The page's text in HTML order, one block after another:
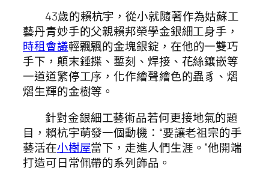
43歲的賴杭宇，從小就隨著作為姑蘇工
藝丹青妙手的父親賴邦榮學金銀細工身手，
時租會議輕飄飄的金塊銀錠，在他的一雙巧
手下，顛末錘揲、鏨刻、焊接、花絲鑲嵌等
一道道繁停工序，化作繪聲繪色的蟲豸、熠
熠生輝的金樹等。
針對金銀細工藝術品若何更接地氣的題
目，賴杭宇萌發一個動機：“要讓老祖宗的手
藝活在小樹屋當下，走進人們生涯。”他開端
打造可日常佩帶的系列飾品。